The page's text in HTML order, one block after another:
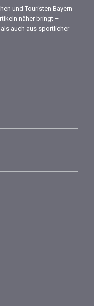
und Touristen Bayern
näher bringt –
auch aus sportlicher